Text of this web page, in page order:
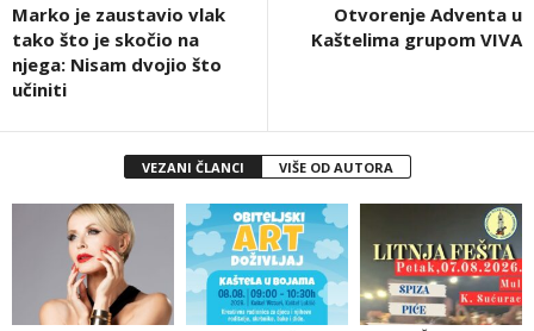
Marko je zaustavio vlak
tako što je skočio na
njega: Nisam dvojio što
učiniti
Otvorenje Adventa u
Kaštelima grupom VIVA
VEZANI ČLANCI VIŠE OD AUTORA